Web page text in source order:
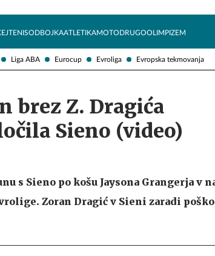
Liga ABA Eurocup Evroliga Evropska tekmovanja
TENISODBOJKAATLETIKAMOTODRUGOOLIMPIZEM
brez Z. Dragića
Sieno (video)
s Sieno po košu Jaysona Grangerja v
Zoran Dragić v Sieni zaradi